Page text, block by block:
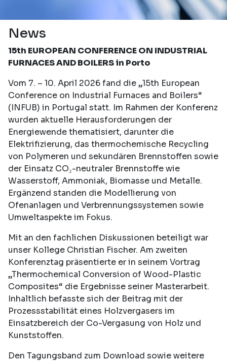
News
15th EUROPEAN CONFERENCE ON INDUSTRIAL
FURNACES AND BOILERS in Porto
Vom 7. – 10. April 2026 fand die „15th European
Conference on Industrial Furnaces and Boilers“
(INFUB) in Portugal statt. Im Rahmen der Konferenz
wurden aktuelle Herausforderungen der
Energiewende thematisiert, darunter die
Elektrifizierung, das thermochemische Recycling
von Polymeren und sekundären Brennstoffen sowie
der Einsatz CO₂-neutraler Brennstoffe wie
Wasserstoff, Ammoniak, Biomasse und Metalle.
Ergänzend standen die Modellierung von
Ofenanlagen und Verbrennungssystemen sowie
Umweltaspekte im Fokus.
Mit an den fachlichen Diskussionen beteiligt war
unser Kollege Christian Fischer. Am zweiten
Konferenztag präsentierte er in seinem Vortrag
„Thermochemical Conversion of Wood-Plastic
Composites“ die Ergebnisse seiner Masterarbeit.
Inhaltlich befasste sich der Beitrag mit der
Prozessstabilität eines Holzvergasers im
Einsatzbereich der Co-Vergasung von Holz und
Kunststoffen.
Den Tagungsband zum Download sowie weitere